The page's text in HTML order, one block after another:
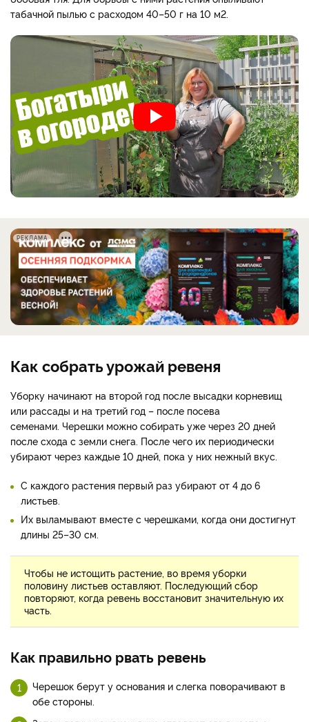
табачной пылью с расходом 40–50 г на 10 м2.
РЕКЛАМА
Как собрать урожай ревеня
Уборку начинают на второй год после высадки корневищ
или рассады и на третий год – после посева
семенами. Черешки можно собирать уже через 20 дней
после схода с земли снега. После чего их периодически
убирают через каждые 10 дней, пока у них нежный вкус.
С каждого растения первый раз убирают от 4 до 6
листьев.
Их выламывают вместе с черешками, когда они достигнут
длины 25–30 см.
Чтобы не истощить растение, во время уборки
половину листьев оставляют. Последующий сбор
повторяют, когда ревень восстановит значительную их
часть.
Как правильно рвать ревень
Черешок берут у основания и слегка поворачивают в
обе стороны.